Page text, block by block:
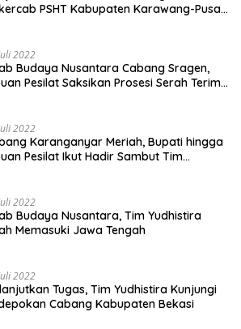
PSHT Kabupaten Karawang-Pusat
2022
Budaya Nusantara Cabang Sragen,
Pesilat Saksikan Prosesi Serah Terima
2022
Karanganyar Meriah, Bupati hingga
Pesilat Ikut Hadir Sambut Tim
2022
Budaya Nusantara, Tim Yudhistira
Memasuki Jawa Tengah
2022
Tugas, Tim Yudhistira Kunjungi
Cabang Kabupaten Bekasi